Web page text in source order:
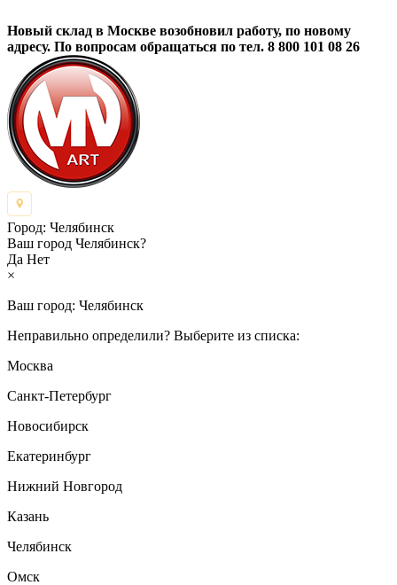
Новый склад в Москве возобновил работу, по новому
адресу. По вопросам обращаться по тел. 8 800 101 08 26
Город: Челябинск
Ваш город Челябинск?
Да Нет
×
Ваш город: Челябинск
Неправильно определили? Выберите из списка:
Москва
Санкт-Петербург
Новосибирск
Екатеринбург
Нижний Новгород
Казань
Челябинск
Омск